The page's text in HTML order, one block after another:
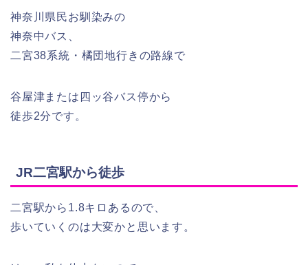
神奈川県民お馴染みの
神奈中バス、
二宮38系統・橘団地行きの路線で
谷屋津または四ッ谷バス停から
徒歩2分です。
JR二宮駅から徒歩
二宮駅から1.8キロあるので、
歩いていくのは大変かと思います。